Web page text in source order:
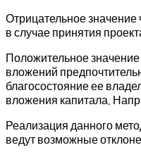
Отрицательное значение
в случае принятия
Положительное
вложений
благосостояние ее
вложения капитала.
Реализация данного
ведут возможные